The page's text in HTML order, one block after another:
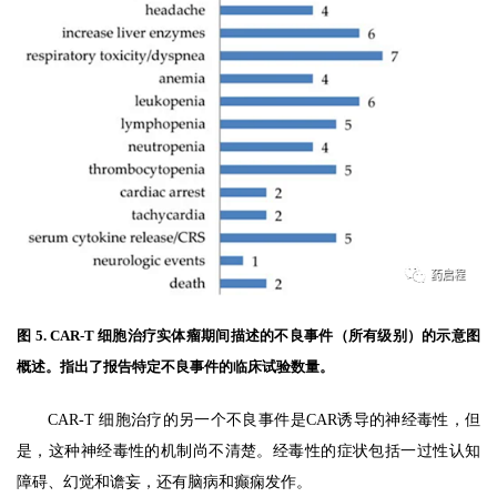
图 5. CAR-T 细胞治疗实体瘤期间描述的不良事件（所有级别）的示意图
概述。指出了报告特定不良事件的临床试验数量。
CAR-T 细胞治疗的另一个不良事件是CAR诱导的神经毒性，但
是，这种神经毒性的机制尚不清楚。经毒性的症状包括一过性认知
障碍、幻觉和谵妄，还有脑病和癫痫发作。